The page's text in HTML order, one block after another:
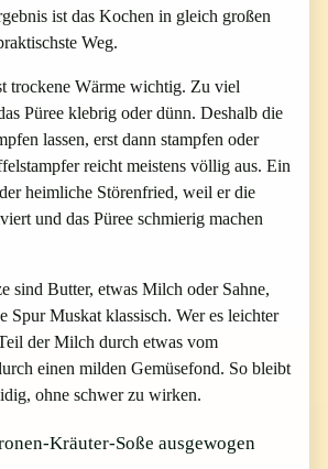
ist das Kochen in gleich großen
Weg.
trockene Wärme wichtig. Zu viel
Püree klebrig oder dünn. Deshalb die
lassen, erst dann stampfen oder
reicht meistens völlig aus. Ein
heimliche Störenfried, weil er die
und das Püree schmierig machen
sind Butter, etwas Milch oder Sahne,
Spur Muskat klassisch. Wer es leichter
der Milch durch etwas vom
einen milden Gemüsefond. So bleibt
ohne schwer zu wirken.
Kräuter-Soße ausgewogen